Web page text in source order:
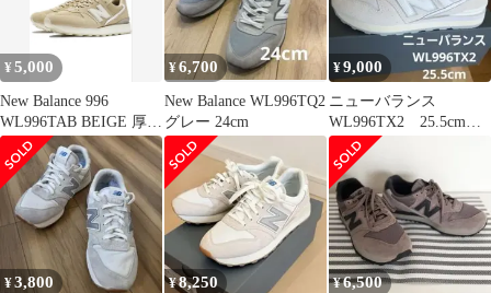
ーカット スニーカー シ
ルバー シューズ 靴【レ
ディース】
¥5,000
New Balance 996
WL996TAB BEIGE 厚底
23.5cm
¥6,700
New Balance WL996TQ2
グレー 24cm
¥9,000
ニューバランス
WL996TX2 25.5cm
ホワイト×ライトグレ
ー ☆新品☆
¥3,800 ¥8,250 ¥6,500